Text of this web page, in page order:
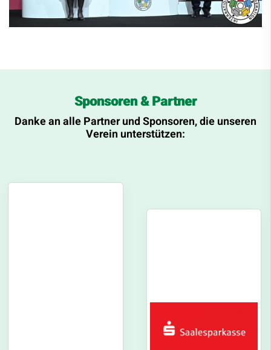
Sponsoren & Partner
Danke an alle Partner und Sponsoren, die unseren
Verein unterstützen: